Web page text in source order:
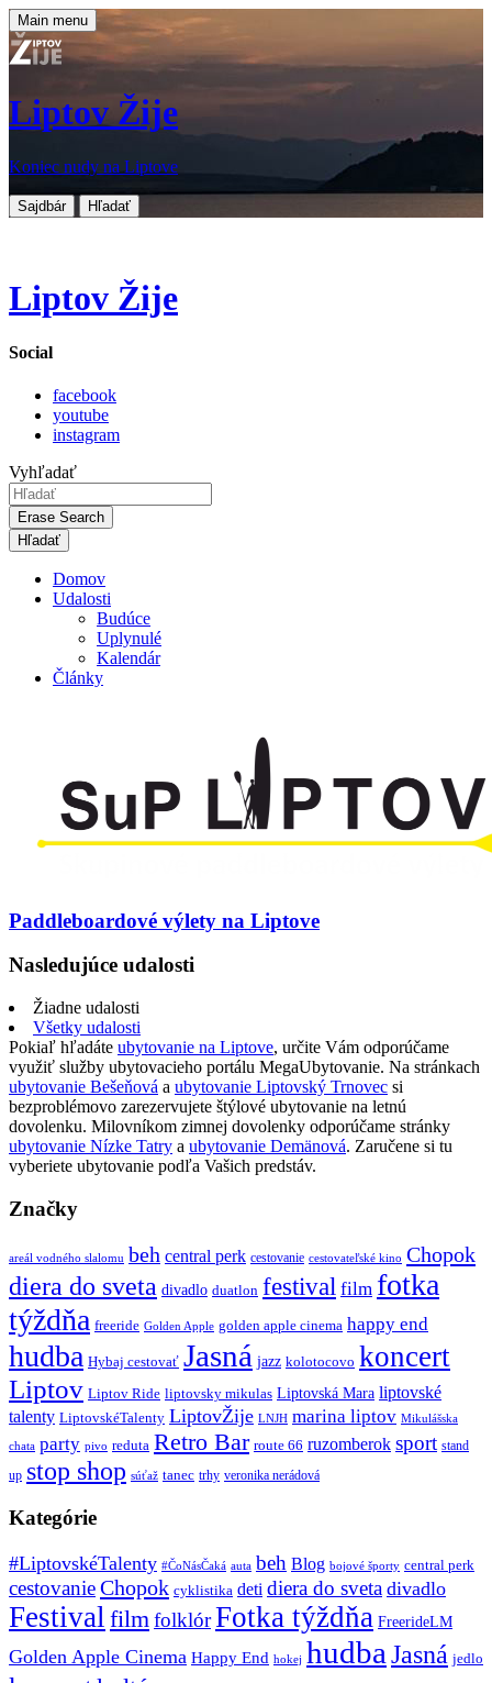
Main menu
Liptov Žije
Koniec nudy na Liptove
Sajdbár Hľadať
Liptov Žije
Social
facebook
youtube
instagram
Vyhľadať
Erase Search
Domov
Udalosti
Budúce
Uplynulé
Kalendár
Články
Paddleboardové výlety na Liptove
Nasledujúce udalosti
Žiadne udalosti
Všetky udalosti
Pokiaľ hľadáte ubytovanie na Liptove, určite Vám odporúčame
využiť služby ubytovacieho portálu MegaUbytovanie. Na stránkach
ubytovanie Bešeňová a ubytovanie Liptovský Trnovec si
bezproblémovo zarezervujete štýlové ubytovanie na letnú
dovolenku. Milovníkom zimnej dovolenky odporúčame stránky
ubytovanie Nízke Tatry a ubytovanie Demänová. Zaručene si tu
vyberiete ubytovanie podľa Vašich predstáv.
Značky
areál vodného slalomu beh central perk cestovanie cestovateľské kino Chopok
diera do sveta divadlo duatlon festival film fotka
týždňa freeride Golden Apple golden apple cinema happy end
hudba Hybaj cestovať Jasná jazz kolotocovo koncert
Liptov Liptov Ride liptovsky mikulas Liptovská Mara liptovské
talenty LiptovskéTalenty LiptovŽije LNJH marina liptov Mikulášska
chata party pivo reduta Retro Bar route 66 ruzomberok sport stand
up stop shop súťaž tanec trhy veronika nerádová
Kategórie
#LiptovskéTalenty #ČoNásČaká auta beh Blog bojové športy central perk
cestovanieChopok cyklistika deti diera do sveta divadlo
Festival filmfolklórFotka týždňa FreerideLM
Golden Apple Cinema Happy End hokej hudba Jasná jedlo